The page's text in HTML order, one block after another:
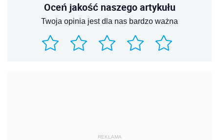
Oceń jakość naszego artykułu
Twoja opinia jest dla nas bardzo ważna
REKLAMA